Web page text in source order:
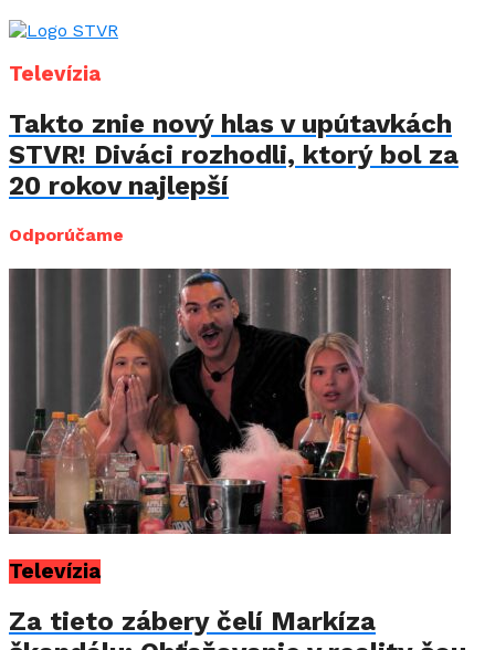
Televízia
Takto znie nový hlas v upútavkách
STVR! Diváci rozhodli, ktorý bol za
20 rokov najlepší
Odporúčame
Televízia
Za tieto zábery čelí Markíza